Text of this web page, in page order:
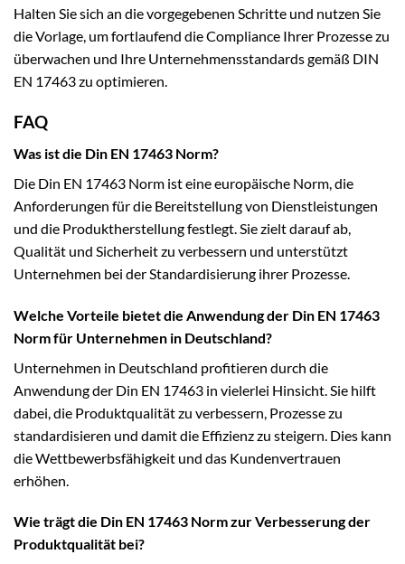
Halten Sie sich an die vorgegebenen Schritte und nutzen Sie
die Vorlage, um fortlaufend die Compliance Ihrer Prozesse zu
überwachen und Ihre Unternehmensstandards gemäß DIN
EN 17463 zu optimieren.
FAQ
Was ist die Din EN 17463 Norm?
Die Din EN 17463 Norm ist eine europäische Norm, die
Anforderungen für die Bereitstellung von Dienstleistungen
und die Produktherstellung festlegt. Sie zielt darauf ab,
Qualität und Sicherheit zu verbessern und unterstützt
Unternehmen bei der Standardisierung ihrer Prozesse.
Welche Vorteile bietet die Anwendung der Din EN 17463
Norm für Unternehmen in Deutschland?
Unternehmen in Deutschland profitieren durch die
Anwendung der Din EN 17463 in vielerlei Hinsicht. Sie hilft
dabei, die Produktqualität zu verbessern, Prozesse zu
standardisieren und damit die Effizienz zu steigern. Dies kann
die Wettbewerbsfähigkeit und das Kundenvertrauen
erhöhen.
Wie trägt die Din EN 17463 Norm zur Verbesserung der
Produktqualität bei?